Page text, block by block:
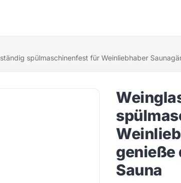
spülmaschinenfest für Weinliebhaber
genieße
Sauna